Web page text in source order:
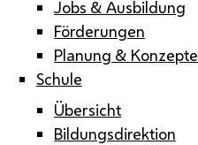
Jobs & Ausbildung
Förderungen
Planung & Konzepte
Schule
Übersicht
Bildungsdirektion